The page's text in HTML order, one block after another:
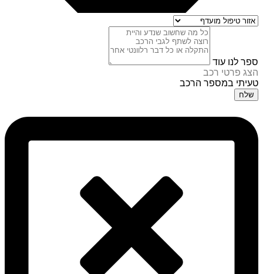
ספר לנו עוד
הצג פרטי רכב
טעיתי במספר הרכב
שלח